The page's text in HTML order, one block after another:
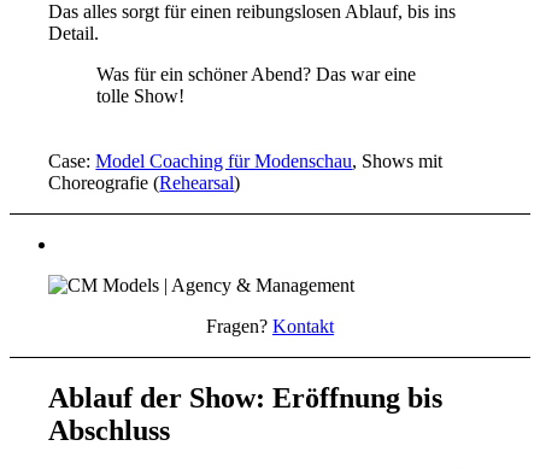
Das alles sorgt für einen reibungslosen Ablauf, bis ins
Detail.
Was für ein schöner Abend? Das war eine
tolle Show!
Case:Model Coaching für Modenschau, Shows mit
Choreografie (Rehearsal)
Fragen? Kontakt
Ablauf der Show: Eröffnung bis
Abschluss